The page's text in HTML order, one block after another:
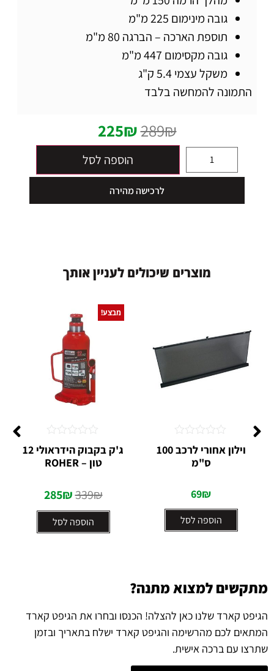
גובה מינימום 225 מ"מ
תוספת הארכה – הברגה 80 מ"מ
גובה מקסימום 447 מ"מ
משקל עצמי5.4 ק"ג
התמונה להמחשה בלבד
289₪
225₪
הוספה לסל
לרכישה מהירה
מוצרים שיכולים לענייןאותך
וילון אחורי לרכב 100
ס"מ
69₪
הוספה לסל
דורג
0
מבצע!
ג'ק בקבוק הידראולי 12
טון – ROHER
339₪
285₪
הוספה לסל
דורג
0
מתוך
מתקשים למצוא מתנה?
הגיפט קארד שלנו כאן להצלה! הכנסו ובחרו את הגיפט קארד
המתאים לכם מהרשימה והגיפט קארד ישלח בתאריך ובזמן
שתרצו עם ברכה אישית.